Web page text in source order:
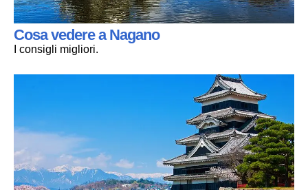
Cosa vedere a Nagano
I consigli migliori.